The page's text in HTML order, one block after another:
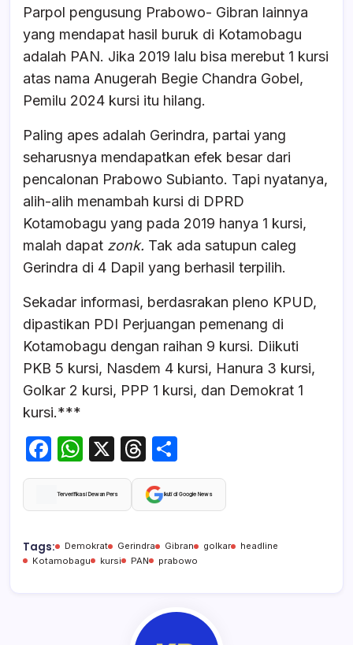
Parpol pengusung Prabowo- Gibran lainnya
yang mendapat hasil buruk di Kotamobagu
adalah PAN. Jika 2019 lalu bisa merebut 1 kursi
atas nama Anugerah Begie Chandra Gobel,
Pemilu 2024 kursi itu hilang.
Paling apes adalah Gerindra, partai yang
seharusnya mendapatkan efek besar dari
pencalonan Prabowo Subianto. Tapi nyatanya,
alih-alih menambah kursi di DPRD
Kotamobagu yang pada 2019 hanya 1 kursi,
malah dapat zonk. Tak ada satupun caleg
Gerindra di 4 Dapil yang berhasil terpilih.
Sekadar informasi, berdasrakan pleno KPUD,
dipastikan PDI Perjuangan pemenang di
Kotamobagu dengan raihan 9 kursi. Diikuti
PKB 5 kursi, Nasdem 4 kursi, Hanura 3 kursi,
Golkar 2 kursi, PPP 1 kursi, dan Demokrat 1
kursi.***
F
a
c
b
o
W
h
at
A
p
X
T
hr
e
d
s
h
ar
Terverifikasi Dewan Pers Ikuti di Google News
Tags: Demokrat Gerindra Gibran golkar
headline
Kotamobagu
kursi PAN prabowo